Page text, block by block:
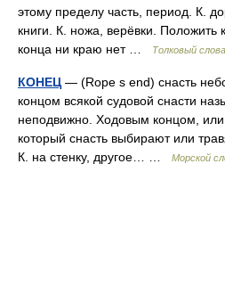
этому пределу часть, период. К.
книги. К. ножа, верёвки. Положить
конца ни краю нет …
Толковый
КОНЕЦ — (Rope s end) снасть
концом всякой судовой снасти
неподвижно. Ходовым концом,
который снасть выбирают или
К. на стенку, другое… …
Морской